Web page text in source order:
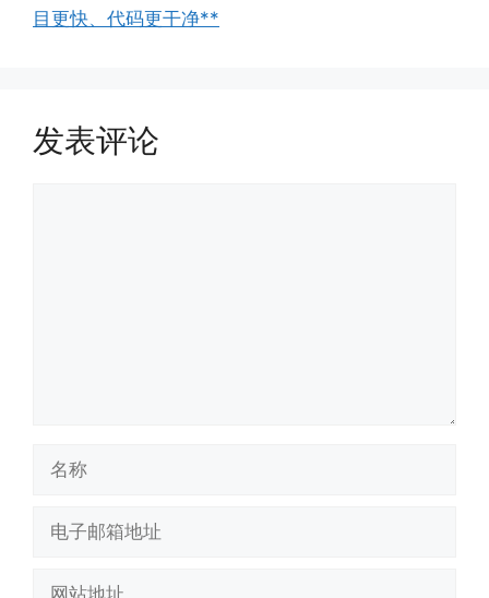
目更快、代码更干净**
发表评论